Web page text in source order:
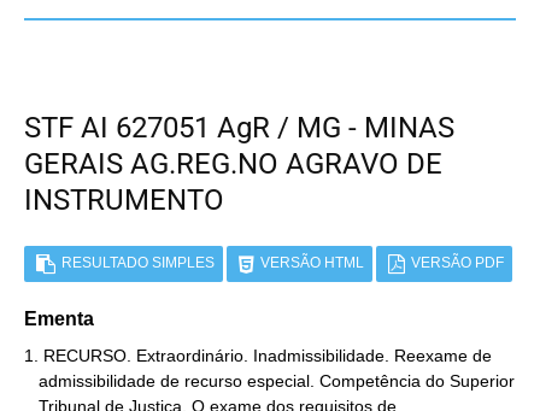
STF AI 627051 AgR / MG - MINAS
GERAIS AG.REG.NO AGRAVO DE
INSTRUMENTO
RESULTADO SIMPLES VERSÃO HTML VERSÃO PDF
Ementa
1. RECURSO. Extraordinário. Inadmissibilidade. Reexame de